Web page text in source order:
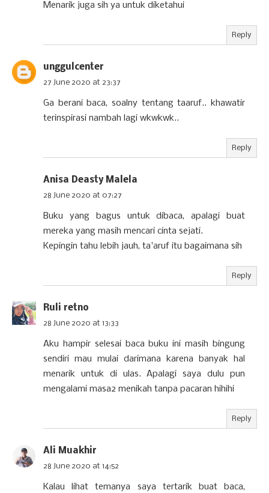
Menarik juga sih ya untuk diketahui
Reply
unggulcenter
27 June 2020 at 23:37
Ga berani baca, soalny tentang taaruf.. khawatir
terinspirasi nambah lagi wkwkwk..
Reply
Anisa Deasty Malela
28 June 2020 at 07:27
Buku yang bagus untuk dibaca, apalagi buat
mereka yang masih mencari cinta sejati.
Kepingin tahu lebih jauh, ta'aruf itu bagaimana sih
Reply
Ruli retno
28 June 2020 at 13:33
Aku hampir selesai baca buku ini masih bingung
sendiri mau mulai darimana karena banyak hal
menarik untuk di ulas. Apalagi saya dulu pun
mengalami masa2 menikah tanpa pacaran hihihi
Reply
Ali Muakhir
28 June 2020 at 14:52
Kalau lihat temanya saya tertarik buat baca,